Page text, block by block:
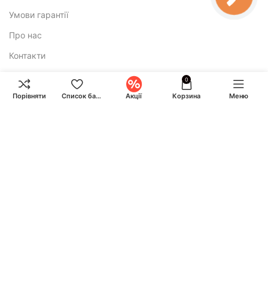
Умови гарантії
Про нас
Контакти
Додатково
Порівняти Список бажань Акції
0
Корзина Меню